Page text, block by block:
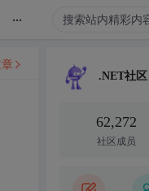
...
.NET社区
62,272
社区成员